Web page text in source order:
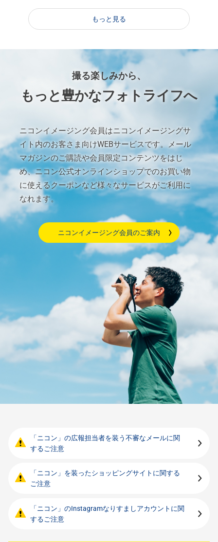
もっと見る
撮る楽しみから、
もっと豊かなフォトライフへ
ニコンイメージング会員はニコンイメージングサ
イト内のお客さま向けWEBサービスです。メール
マガジンのご購読や会員限定コンテンツをはじ
め、ニコン公式オンラインショップでのお買い物
に使えるクーポンなど様々なサービスがご利用に
なれます。
ニコンイメージング会員のご案内
「ニコン」の広報担当者を装う不審なメールに関
するご注意
「ニコン」を装ったショッピングサイトに関する
ご注意
「ニコン」のInstagramなりすましアカウントに関
するご注意